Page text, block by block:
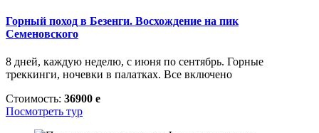
Горный поход в Безенги. Восхождение на пик
Семеновского
8 дней, каждую неделю, с июня по сентябрь. Горные
треккинги, ночевки в палатках. Все включено
Стоимость: 36900 e
Посмотреть тур